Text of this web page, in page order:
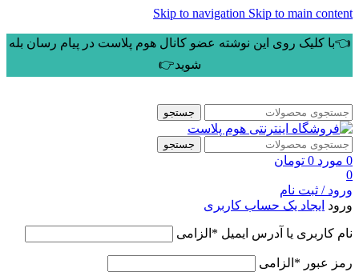
Skip to navigation Skip to main content
👈با کلیک روی این نوشته عضو کانال هوم پلاست در پیام رسان بله
شوید👉
جستجو
جستجو
0 مورد 0 تومان
0
ورود / ثبت نام
ورود ایجاد یک حساب کاربری
نام کاربری یا آدرس ایمیل * الزامی
رمز عبور * الزامی